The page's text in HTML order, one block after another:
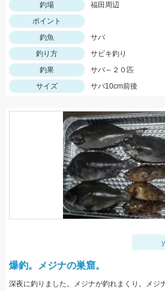
釣場
福田周辺
ポイント
釣魚
サバ
釣り方
サビキ釣り
釣果
サバ～２０匹
サイズ
サバ10cm前後
y
爆釣。メジナの巣窟。